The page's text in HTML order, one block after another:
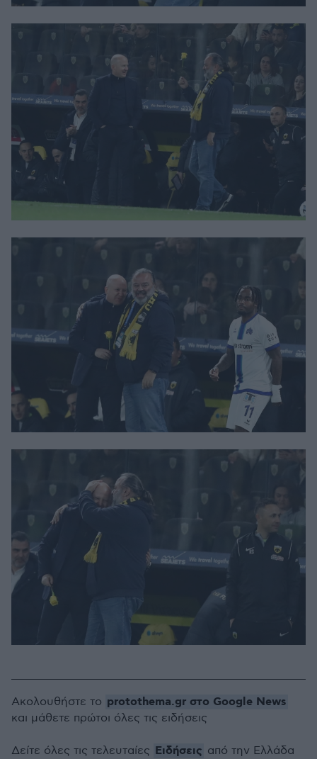
Ακολουθήστε το protothema.gr στο Google News
και μάθετε πρώτοι όλες τις ειδήσεις
Δείτε όλες τις τελευταίες Ειδήσεις από την Ελλάδα